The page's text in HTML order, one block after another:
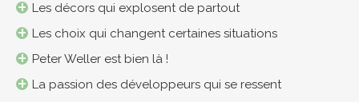
Les décors qui explosent de partout
Les choix qui changent certaines situations
Peter Weller est bien là !
La passion des développeurs qui se ressent